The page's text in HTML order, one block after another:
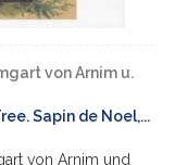
von Arnim u.
Sapin de Noel,...
von Arnim und